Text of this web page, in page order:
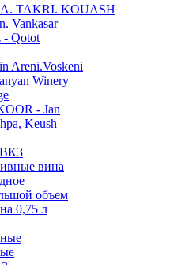
TAKRI. KOUASH
Vankasar
- Qotot
Areni.Voskeni
Winery
- Jan
Keush
вина
объем
0,75 л